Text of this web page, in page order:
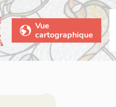
Vue
cartographique